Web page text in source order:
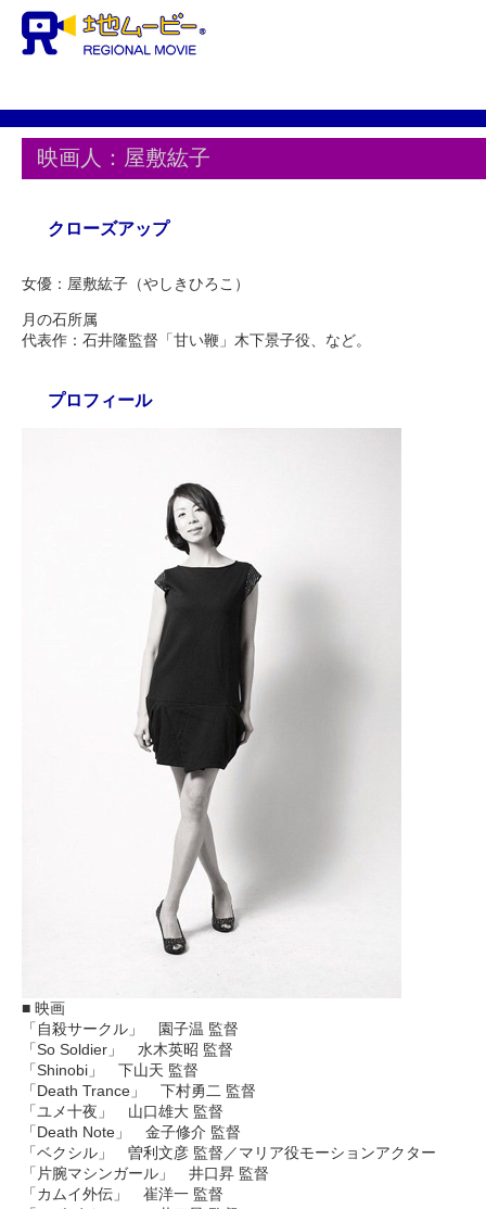
映画人：屋敷紘子
クローズアップ
女優：屋敷紘子（やしきひろこ）
月の石所属
代表作：石井隆監督「甘い鞭」木下景子役、など。
プロフィール
■ 映画
「自殺サークル」 園子温 監督
「So Soldier」 水木英昭 監督
「Shinobi」 下山天 監督
「Death Trance」 下村勇二 監督
「ユメ十夜」 山口雄大 監督
「Death Note」 金子修介 監督
「ベクシル」 曽利文彦 監督／マリア役モーションアクター
「片腕マシンガール」 井口昇 監督
「カムイ外伝」 崔洋一 監督